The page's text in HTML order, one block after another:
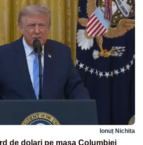
Ionuț Nichita
de dolari pe masa Columbiei